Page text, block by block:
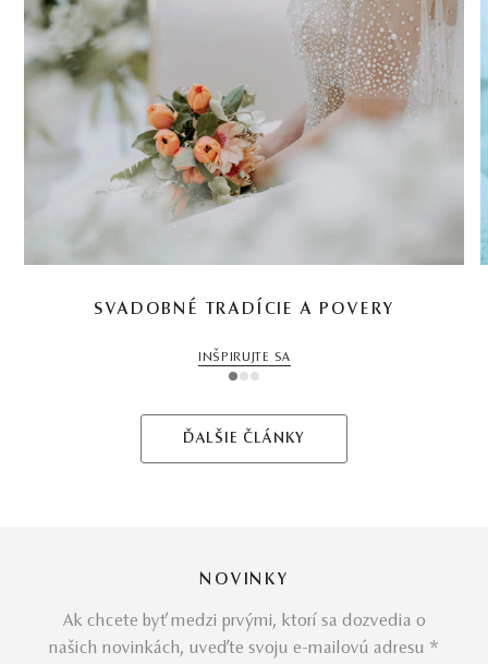
SVADOBNÉ TRADÍCIE A POVERY
INŠPIRUJTE SA
1 2 3
ĎALŠIE ČLÁNKY
NOVINKY
Ak chcete byť medzi prvými, ktorí sa dozvedia o
našich novinkách, uveďte svoju e-mailovú adresu *